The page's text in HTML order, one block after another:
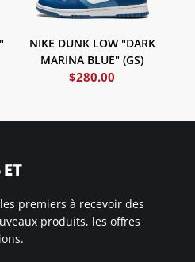
NIKE DUNK LOW "DARK
MARINA BLUE" (GS)
$280.00
premiers à recevoir des
produits, les offres